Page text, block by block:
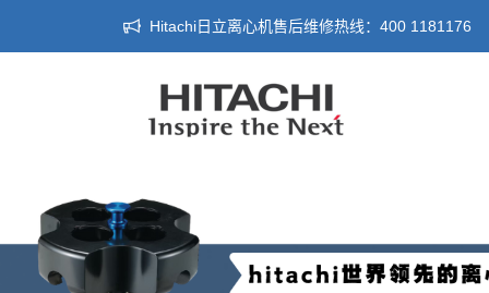
Hitachi日立离心机售后维修热线：400 1181176